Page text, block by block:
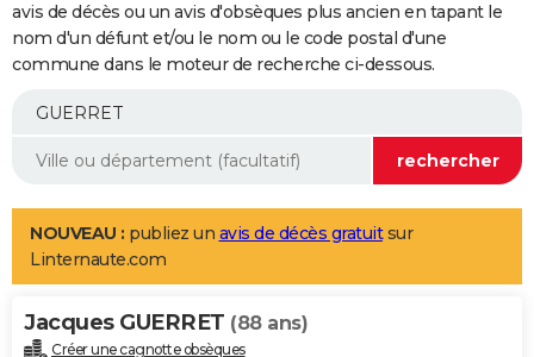
Retraite
Epargne
Immobilier
Risques naturels par ville
Banque
Assurance
AUTO
Essais
Réserver un essai
Citadines
Berlines
SUV
Forum auto
+
Mobiles
Meilleur smartphone
Internet
Ordinateurs
Jeux vidéo
Guide high-tech
Aménagement intérieur
LIFESTYLE
Art de vivre
Bien-être
Loisirs
Mode
Modes de vie
Alimentation
Guide de la santé
Maladies
Médicaments
Sommeil
VOYAGE
avis de décès ou un avis d'obsèques plus ancien en tapant le
nom d'un défunt et/ou le nom ou le code postal d'une
commune dans le moteur de recherche ci-dessous.
NOUVEAU : publiez un avis de décès gratuitsur
Linternaute.com
Jacques GUERRET (88 ans)
Créer une cagnotte obsèques